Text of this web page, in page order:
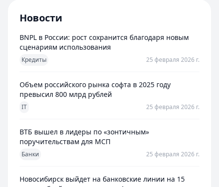
Новости
BNPL в России: рост сохранится благодаря новым
сценариям использования
Кредиты 25 февраля 2026 г.
Объем российского рынка софта в 2025 году
превысил 800 млрд рублей
IT 25 февраля 2026 г.
ВТБ вышел в лидеры по «зонтичным»
поручительствам для МСП
Банки 25 февраля 2026 г.
Новосибирск выйдет на банковские линии на 15